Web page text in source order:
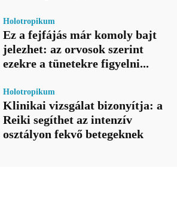
Holotropikum
Ez a fejfájás már komoly bajt
jelezhet: az orvosok szerint
ezekre a tünetekre figyelni...
Holotropikum
Klinikai vizsgálat bizonyítja: a
Reiki segíthet az intenzív
osztályon fekvő betegeknek